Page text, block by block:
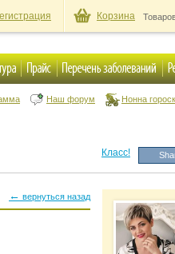
Корзина
Наш форум Нонна
Класс!
← вернуться назад